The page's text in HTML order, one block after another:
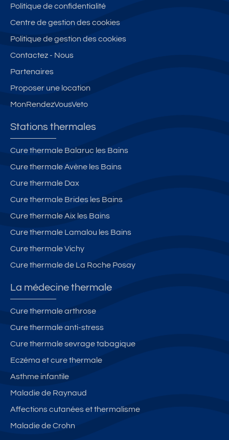
Politique de confidentialité
Centre de gestion des cookies
Politique de gestion des cookies
Contactez - Nous
Partenaires
Proposer une location
MonRendezVousVeto
Stations thermales
Cure thermale Balaruc les Bains
Cure thermale Avène les Bains
Cure thermale Dax
Cure thermale Brides les Bains
Cure thermale Aix les Bains
Cure thermale Lamalou les Bains
Cure thermale Vichy
Cure thermale de La Roche Posay
La médecine thermale
Cure thermale arthrose
Cure thermale anti-stress
Cure thermale sevrage tabagique
Eczéma et cure thermale
Asthme infantile
Maladie de Raynaud
Affections cutanées et thermalisme
Maladie de Crohn